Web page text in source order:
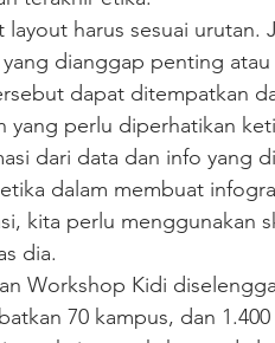
layout harus sesuai
dianggap penting
dapat ditempatkan
yang perlu diperhatikan
dari data dan info yang
dalam membuat
kita perlu menggunakan
dia.
Workshop Kidi
70 kampus, dan